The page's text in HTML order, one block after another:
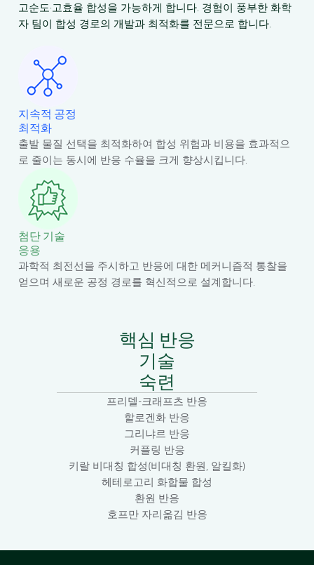
고순도·고효율 합성을 가능하게 합니다. 경험이 풍부한 화학
자 팀이 합성 경로의 개발과 최적화를 전문으로 합니다.
지속적 공정
최적화
출발 물질 선택을 최적화하여 합성 위험과 비용을 효과적으
로 줄이는 동시에 반응 수율을 크게 향상시킵니다.
첨단 기술
응용
과학적 최전선을 주시하고 반응에 대한 메커니즘적 통찰을
얻으며 새로운 공정 경로를 혁신적으로 설계합니다.
핵심 반응
기술
숙련
프리델-크래프츠 반응
할로겐화 반응
그리냐르 반응
커플링 반응
키랄 비대칭 합성(비대칭 환원, 알킬화)
헤테로고리 화합물 합성
환원 반응
호프만 자리옮김 반응